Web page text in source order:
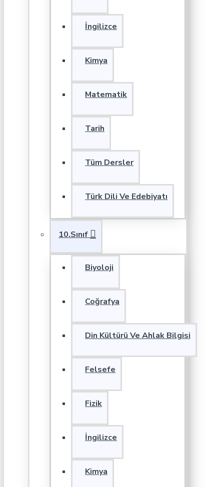
İngilizce
Kimya
Matematik
Tarih
Tüm Dersler
Türk Dili Ve Edebiyatı
10.Sınıf
Biyoloji
Coğrafya
Din Kültürü Ve Ahlak Bilgisi
Felsefe
Fizik
İngilizce
Kimya